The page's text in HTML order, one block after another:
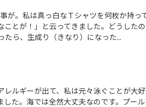
ことが！」と云ってきました。どうした
ら、生成り（きなり）になった...
した。海では全然大丈夫なのです。プー